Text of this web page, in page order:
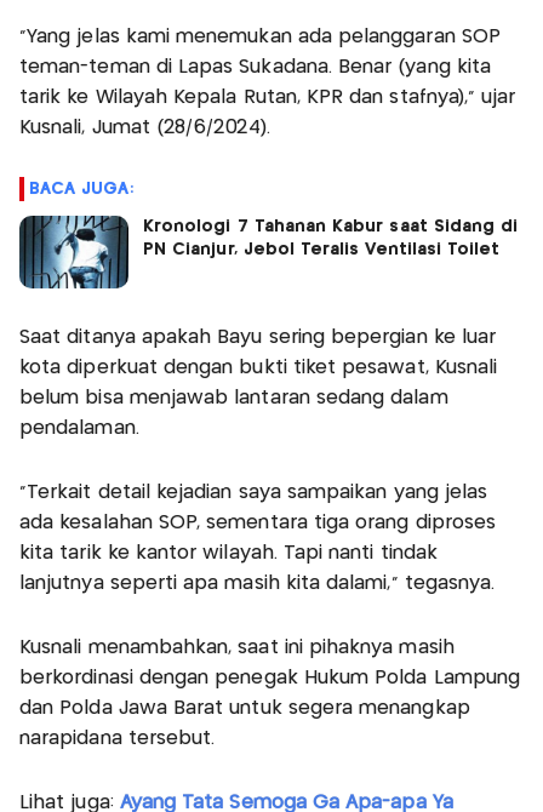
"Yang jelas kami menemukan ada pelanggaran SOP
teman-teman di Lapas Sukadana. Benar (yang kita
tarik ke Wilayah Kepala Rutan, KPR dan stafnya)," ujar
Kusnali, Jumat (28/6/2024).
BACA JUGA:
Kronologi 7 Tahanan Kabur saat Sidang di
PN Cianjur, Jebol Teralis Ventilasi Toilet
Saat ditanya apakah Bayu sering bepergian ke luar
kota diperkuat dengan bukti tiket pesawat, Kusnali
belum bisa menjawab lantaran sedang dalam
pendalaman.
"Terkait detail kejadian saya sampaikan yang jelas
ada kesalahan SOP, sementara tiga orang diproses
kita tarik ke kantor wilayah. Tapi nanti tindak
lanjutnya seperti apa masih kita dalami," tegasnya.
Kusnali menambahkan, saat ini pihaknya masih
berkordinasi dengan penegak Hukum Polda Lampung
dan Polda Jawa Barat untuk segera menangkap
narapidana tersebut.
Lihat juga: Ayang Tata Semoga Ga Apa-apa Ya